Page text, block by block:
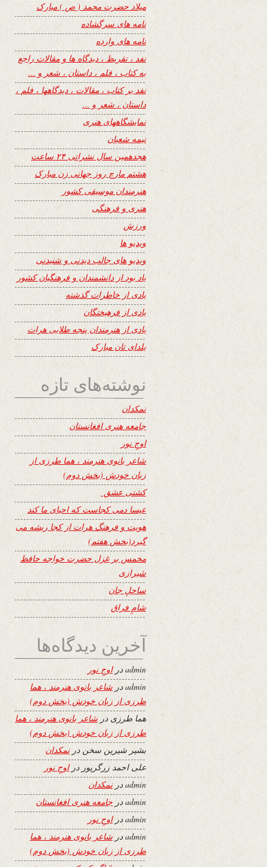
میلاد حضرت محمد ( ص ) مبارک
نامه های سرگشاده
نامه های وارده
نفد ، تقریظ ، دیدگاه ها و مقالات راجع
به کتاب ، فلم ، داستان ، شعر و …
نفد بر کتاب ، مقالات ، دیدگاهها ، فلم ،
داستان ، شعر و …
نمایشگاههای هنری
نیمه شعبان
هجدهمین سال نشراتی ۲۴ ساعت
هشتم مارچ روز جهانی زن مبارک
هنرمندان موسیقی کشور
هنری و فرهنگی
ورزش
ویدیو ها
ویدیو های جالب دیدنی و شنیدنی
یاد بود از دانشمندان و فرهنگیان کشور
یادی از خاطرات گذشته
یادی از فرهیختگان
یادی از هنرمندان پنجه طلایی هرات
یلدای تان مبارک
نوشته‌های تازه
نمکدان
جامعه هنری افغانستان
اوجِ نور
شاعر بانوی هنرمند ، هما طرزی از
زبان خودش (بخش دوم)
کشتی عشق
عیسا دمی کجاست که احیای ما کند
هویت و فرهنگ هرات از کجا ریشه می
گیرد(بخش هفتم)
مخمس بر غزل حضرت خواجه حافظ
شیرازی
ساحلِ جان
شامِ فراق
آخرین دیدگاه‌ها
adminدراوجِ نور
adminدر شاعر بانوی هنرمند ، هما
طرزی از زبان خودش (بخش دوم)
هما طرزی در شاعر بانوی هنرمند ، هما
طرزی از زبان خودش (بخش دوم)
بشیر شیرین سخن درنمکدان
علی احمد زرگرپور دراوجِ نور
adminدرنمکدان
adminدر جامعه هنری افغانستان
admin دراوجِ نور
adminدر شاعر بانوی هنرمند ، هما
طرزی از زبان خودش (بخش دوم)